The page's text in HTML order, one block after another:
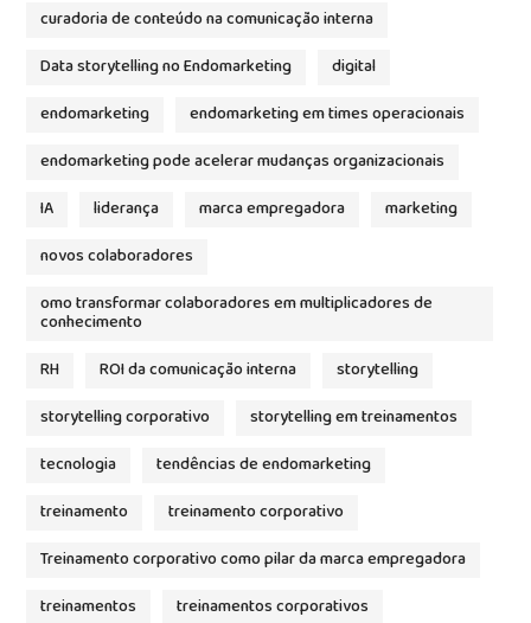
curadoria de conteúdo na comunicação interna
Data storytelling no Endomarketing
digital
endomarketing
endomarketing em times operacionais
endomarketing pode acelerar mudanças organizacionais
IA
liderança marca empregadora
marketing
novos colaboradores
omo transformar colaboradores em multiplicadores de
conhecimento
RH
ROI da comunicação interna
storytelling
storytelling corporativo
storytelling em treinamentos
tecnologia
tendências de endomarketing
treinamento
treinamento corporativo
Treinamento corporativo como pilar da marca empregadora
treinamentos
treinamentos corporativos